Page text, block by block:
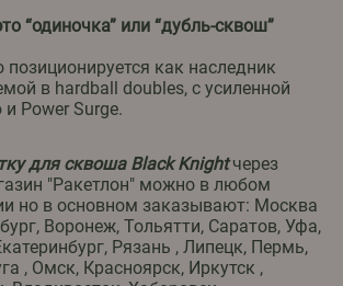
“одиночка” или “дубль-сквош”
позиционируется как наследник
в hardball doubles, с усиленной
Power Surge.
для сквоша Black Knightчерез
"Ракетлон" можно в любом
но в основном заказывают: Москва
Воронеж, Тольятти, Саратов, Уфа,
Рязань , Липецк, Пермь,
, Омск, Красноярск, Иркутск ,